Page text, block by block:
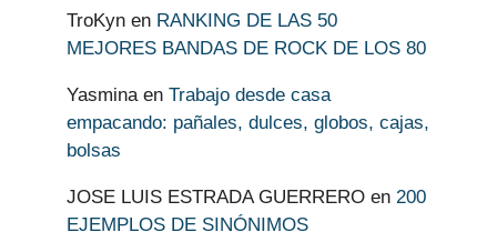
TroKyn en RANKING DE LAS 50
MEJORES BANDAS DE ROCK DE LOS 80
Yasmina en Trabajo desde casa
empacando: pañales, dulces, globos, cajas,
bolsas
JOSE LUIS ESTRADA GUERRERO en 200
EJEMPLOS DE SINÓNIMOS